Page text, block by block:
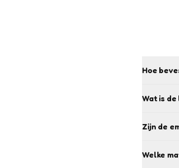
Hoe
Wat is
Zijn de
Welke